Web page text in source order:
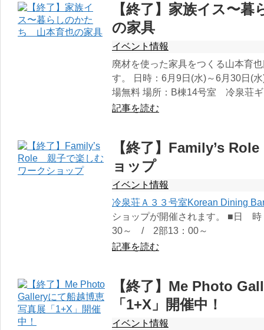
【終了】家族イス〜
の家具
イベント情報
廃材を使った家具をつくる山本育
す。 日時：6月9日(水)～6月30日
場無料 場所：B棟14号室 冷泉荘
記事を読む
【終了】Family’s
ョップ
イベント情報
冷泉荘Ａ３３号室Korean Dining
ショップが開催されます。 ■日
30～ / 2部13：00～
記事を読む
【終了】Me Photo
「1+X」開催中！
イベント情報